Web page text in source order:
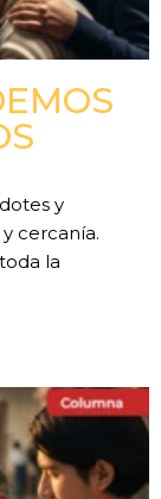
y
cercanía.
la